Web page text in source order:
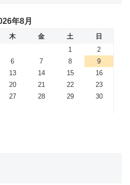
年8月
木 金 土
日
1
2
6 7 8
9
13 14 15
16
20 21 22
23
27 28 29
30